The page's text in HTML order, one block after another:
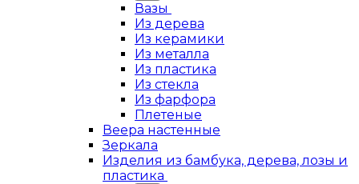
Вазы
Из дерева
Из керамики
Из металла
Из пластика
Из стекла
Из фарфора
Плетеные
Веера настенные
Зеркала
Изделия из бамбука, дерева, лозы и
пластика